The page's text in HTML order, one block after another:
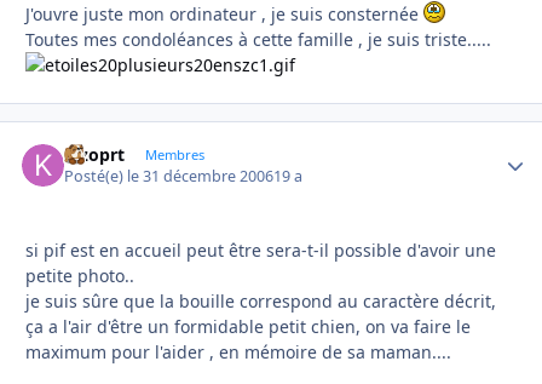
J'ouvre juste mon ordinateur , je suis consternée
Toutes mes condoléances à cette famille , je suis triste.....
kizoprt Membres
Posté(e) le 31 décembre 200619 a
si pif est en accueil peut être sera-t-il possible d'avoir une
petite photo..
je suis sûre que la bouille correspond au caractère décrit,
ça a l'air d'être un formidable petit chien, on va faire le
maximum pour l'aider , en mémoire de sa maman....